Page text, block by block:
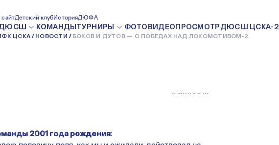
Детский клубИсторияДЮФА
КОМАНДЫТУРНИРЫ ФОТОВИДЕОПРОСМОТРДЮСШ ЦСКА-2
ЦСКА НОВОСТИ БОКОВ И ДУТОВ — О ПОБЕДАХ НАД ЛОКОМОТИВОМ-2
— О ПОБЕДАХ
2
8 МАЯ 2018
2001 года рождения: